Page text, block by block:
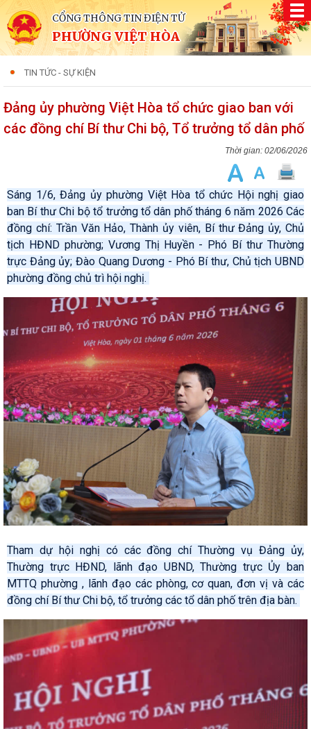
CỔNG THÔNG TIN ĐIỆN TỬ
PHƯỜNG VIỆT HÒA
TIN TỨC - SỰ KIỆN
Đảng ủy phường Việt Hòa tổ chức giao ban với
các đồng chí Bí thư Chi bộ, Tổ trưởng tổ dân phố
02/06/2026
Sáng 1/6, Đảng ủy phường Việt Hòa tổ chức Hội nghị giao
ban Bí thư Chi bộ tổ trưởng tổ dân phố tháng 6 năm 2026 Các
đồng chí: Trần Văn Hảo, Thành ủy viên, Bí thư Đảng ủy, Chủ
tịch HĐND phường; Vương Thị Huyền - Phó Bí thư Thường
trực Đảng ủy; Đào Quang Dương - Phó Bí thư, Chủ tịch UBND
phường đồng chủ trì hội nghị.
Tham dự hội nghị có các đồng chí Thường vụ Đảng ủy,
Thường trực HĐND, lãnh đạo UBND, Thường trực Ủy ban
MTTQ phường , lãnh đạo các phòng, cơ quan, đơn vị và các
đồng chí Bí thư Chi bộ, tổ trưởng các tổ dân phố trên địa bàn.